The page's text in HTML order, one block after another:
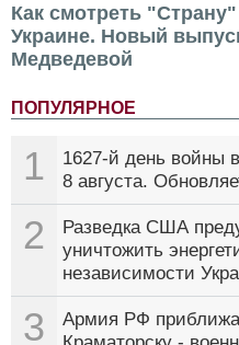
Как смотреть
Украине. Новый
Медведевой
ПОПУЛЯРНОЕ
1
1627-й день войны
8 августа.
2
Разведка США
уничтожить
независимости
3
Армия РФ